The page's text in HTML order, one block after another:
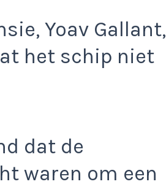
Yoav Gallant,
het schip niet
dat de
waren om een